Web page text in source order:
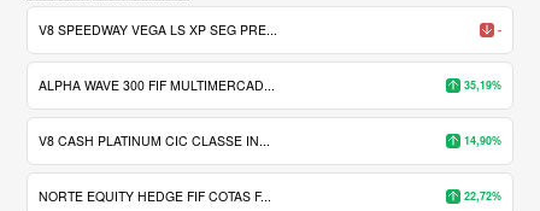
V8 SPEEDWAY VEGA LS XP SEG PRE... -
ALPHA WAVE 300 FIF MULTIMERCAD... 35,19%
V8 CASH PLATINUM CIC CLASSE IN... 14,90%
NORTE EQUITY HEDGE FIF COTAS F... 22,72%